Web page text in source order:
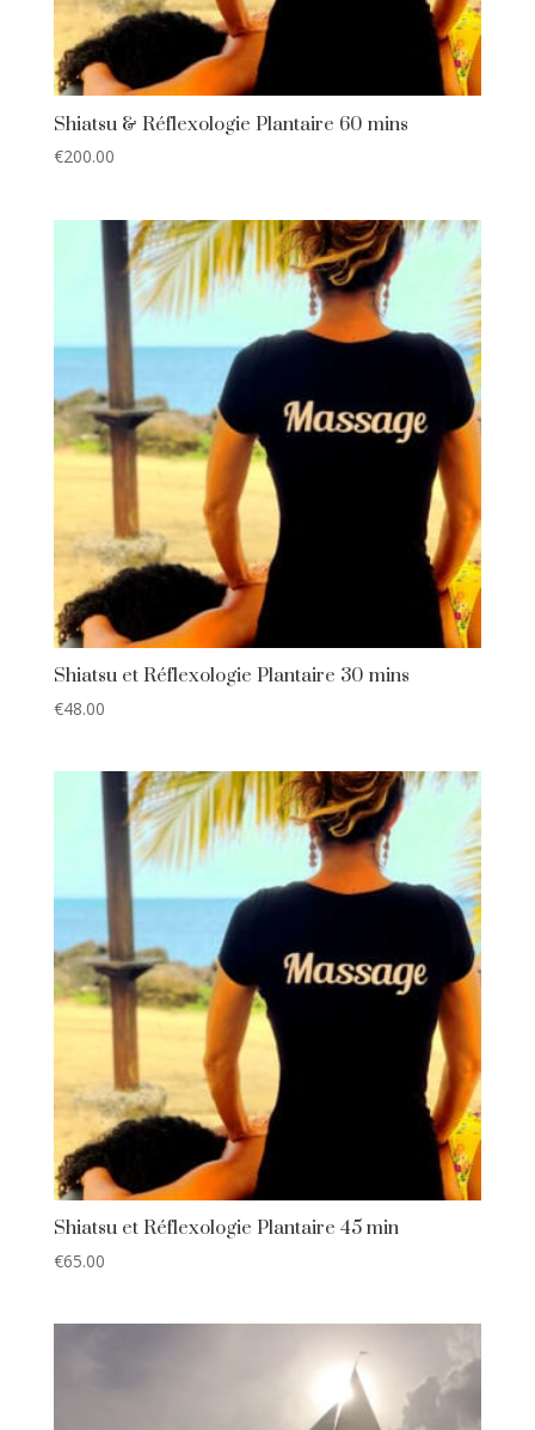
Shiatsu & Réflexologie Plantaire 60 mins
€200.00
Shiatsu et Réflexologie Plantaire 30 mins
€48.00
Shiatsu et Réflexologie Plantaire 45 min
€65.00